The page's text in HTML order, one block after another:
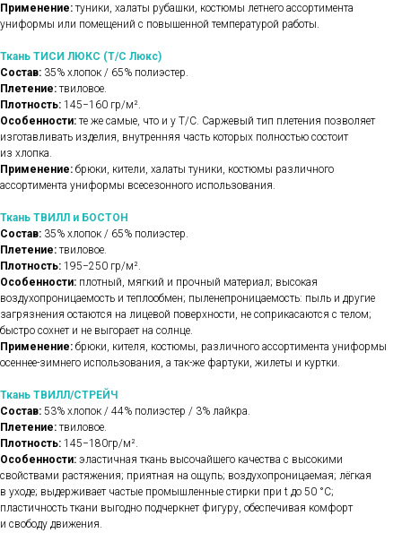
Применение: туники, халаты рубашки, костюмы летнего ассортимента
униформы или помещений с повышенной температурой работы.
Ткань ТИСИ ЛЮКС (Т/С Люкс)
Состав: 35% хлопок / 65% полиэстер.
Плетение: твиловое.
Плотность: 145−160 гр/м².
Особенности: те же самые, что и у Т/С. Саржевый тип плетения позволяет
изготавливать изделия, внутренняя часть которых полностью состоит
из хлопка.
Применение: брюки, кители, халаты туники, костюмы различного
ассортимента униформы всесезонного использования.
Ткань ТВИЛЛ и БОСТОН
Состав: 35% хлопок / 65% полиэстер.
Плетение: твиловое.
Плотность: 195−250 гр/м².
Особенности: плотный, мягкий и прочный материал; высокая
воздухопроницаемость и теплообмен; пыленепроницаемость: пыль и другие
загрязнения остаются на лицевой поверхности, не соприкасаются с телом;
быстро сохнет и не выгорает на солнце.
Применение: брюки, кителя, костюмы, различного ассортимента униформы
осеннее-зимнего использования, а так-же фартуки, жилеты и куртки.
Ткань ТВИЛЛ/СТРЕЙЧ
Состав: 53% хлопок / 44% полиэстер / 3% лайкра.
Плетение: твиловое.
Плотность: 145−180гр/м².
Особенности: эластичная ткань высочайшего качества с высокими
свойствами растяжения; приятная на ощупь; воздухопроницаемая; лёгкая
в уходе; выдерживает частые промышленные стирки при t до 50 °C;
пластичность ткани выгодно подчеркнет фигуру, обеспечивая комфорт
и свободу движения.